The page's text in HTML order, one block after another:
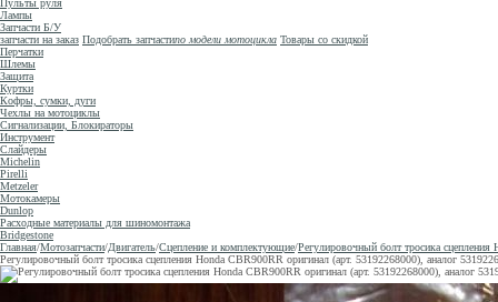
Пульты руля
Лампы
Запчасти Б/У
запчасти на заказ Подобрать запчастипо модели мотоцикла Товары со скидкой
Перчатки
Шлемы
Защита
Куртки
Кофры, сумки, дуги
Чехлы на мотоциклы
Сигнализации, Блокираторы
Инструмент
Слайдеры
Michelin
Pirelli
Metzeler
Мотокамеры
Dunlop
Расходные материалы для шиномонтажа
Bridgestone
Главная/Мотозапчасти/Двигатель/Сцепление и комплектующие/Регулировочный болт тросика
Регулировочный болт тросика сцепления Honda CBR900RR оригинал (арт. 53192268000), аналог